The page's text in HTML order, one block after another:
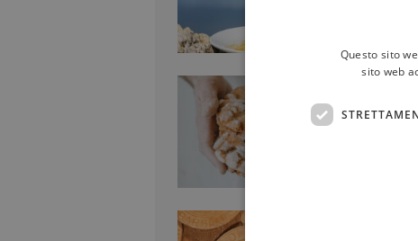
Questo sito
sito web